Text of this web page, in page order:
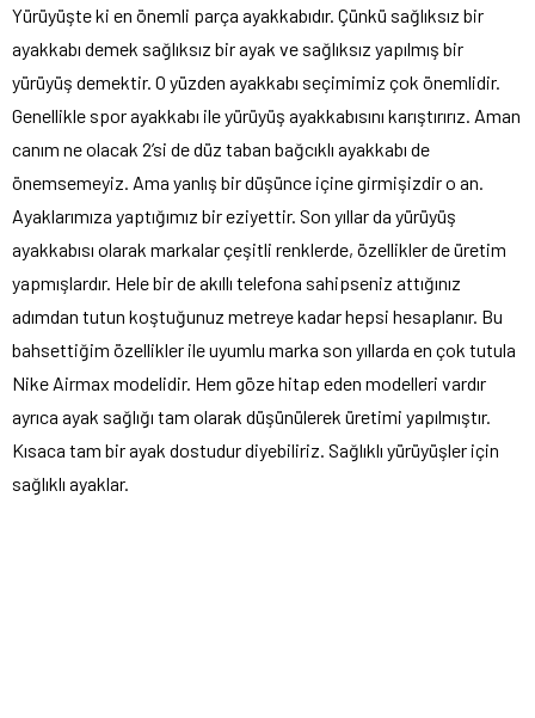
Yürüyüşte ki en önemli parça ayakkabıdır. Çünkü sağlıksız bir
ayakkabı demek sağlıksız bir ayak ve sağlıksız yapılmış bir
yürüyüş demektir. O yüzden ayakkabı seçimimiz çok önemlidir.
Genellikle spor ayakkabı ile yürüyüş ayakkabısını karıştırırız. Aman
canım ne olacak 2’si de düz taban bağcıklı ayakkabı de
önemsemeyiz. Ama yanlış bir düşünce içine girmişizdir o an.
Ayaklarımıza yaptığımız bir eziyettir. Son yıllar da yürüyüş
ayakkabısı olarak markalar çeşitli renklerde, özellikler de üretim
yapmışlardır. Hele bir de akıllı telefona sahipseniz attığınız
adımdan tutun koştuğunuz metreye kadar hepsi hesaplanır. Bu
bahsettiğim özellikler ile uyumlu marka son yıllarda en çok tutula
Nike Airmax modelidir. Hem göze hitap eden modelleri vardır
ayrıca ayak sağlığı tam olarak düşünülerek üretimi yapılmıştır.
Kısaca tam bir ayak dostudur diyebiliriz. Sağlıklı yürüyüşler için
sağlıklı ayaklar.